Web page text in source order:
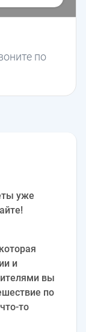
по
уже
и
вы
по
то